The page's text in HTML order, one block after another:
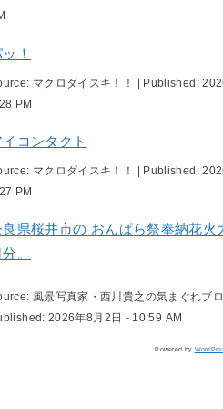
！
マクロダイスキ！！ | Published:
PM
イコンタクト
マクロダイスキ！！ Published:
PM
良県桜井市の おんぱら祭奉納花火
分。
風景写真家・西川貴之の気まぐれブ
2026年8月2日 - 10:59 AM
Powered by